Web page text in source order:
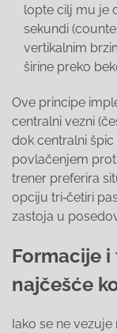
lopte cilj mu je
sekundi
vertikalnim
širine preko
Ove principe
centralni vezni
dok centralni špic
povlačenjem
trener preferira
opciju tri‑četiri
zastoja u
Formacije
najčešće
Iako se ne